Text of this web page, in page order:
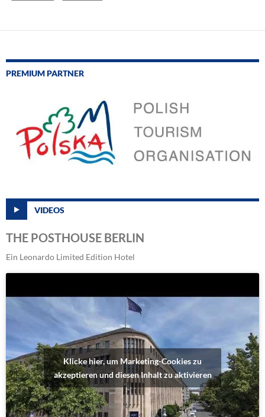
PREMIUM PARTNER
VIDEOS
THE POSTHOUSE BERLIN
Ein Leonardo Limited Edition Hotel
Klicke hier, um Marketing-Cookies zu
akzeptieren und diesen Inhalt zu aktivieren